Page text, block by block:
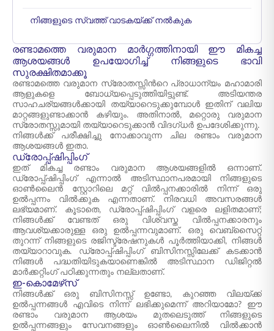
നിങ്ങളുടെ സ്വത്ത് വാടകയ്ക്ക് നൽകുക
രണ്ടാമത്തെ വരുമാന മാർഗ്ഗത്തിനായി ഈ മികച്ച
ആശയങ്ങൾ ഉപയോഗിച്ച് നിങ്ങളുടെ ഭാവി
സുരക്ഷിതമാക്കൂ
രണ്ടാമത്തെ വരുമാന സ്രോതസ്സിന്‍റെ പ്രാധാന്യം മഹാമാരി
ആളുകളെ ബോധ്യപ്പെടുത്തിയിട്ടുണ്ട്. അടിയന്തര
സാഹചര്യങ്ങൾക്കായി തയ്യാറെടുക്കുമ്പോൾ ഇതിന് വലിയ
മാറ്റങ്ങളുണ്ടാക്കാൻ കഴിയും. അതിനാൽ, മറ്റൊരു വരുമാന
സ്രോതസ്സുമായി തയ്യാറെടുക്കാൻ വിദഗ്ധർ ഉപദേശിക്കുന്നു.
നിങ്ങൾക്ക് പരീക്ഷിച്ചു നോക്കാവുന്ന ചില രണ്ടാം വരുമാന
ആശയങ്ങൾ ഇതാ.
ഡ്രോപ്പ്ഷിപ്പിംഗ്
ഇത് മികച്ച രണ്ടാം വരുമാന ആശയങ്ങളിൽ ഒന്നാണ്.
ഡ്രോപ്പ്ഷിപ്പിംഗ് എന്നാൽ അടിസ്ഥാനപരമായി നിങ്ങളുടെ
ഓൺലൈൻ സ്റ്റോറിലെ മറ്റ് വിൽപ്പനക്കാരിൽ നിന്ന് ഒരു
ഉൽപ്പന്നം വിൽക്കുക എന്നതാണ്. നിരവധി അവസരങ്ങൾ
ലഭ്യമാണ്. കൂടാതെ, ഡ്രോപ്പ്ഷിപ്പിംഗ് വളരെ ലളിതമാണ്;
നിങ്ങൾക്ക് വേണ്ടത് ഒരു വിശ്വസ്ത വിൽപ്പനക്കാരനും
ആവശ്യക്കാരുള്ള ഒരു ഉൽപ്പന്നവുമാണ്. ഒരു വെബ്‌സൈറ്റ്
തുറന്ന് നിങ്ങളുടെ രജിസ്ട്രേഷനുകൾ പൂർത്തിയാക്കി, നിങ്ങൾ
തയ്യാറാവുക. ഡ്രോപ്പ്ഷിപ്പിംഗ് ബിസിനസ്സിലേക്ക് കടക്കാൻ
നിങ്ങൾ പദ്ധതിയിടുകയാണെങ്കിൽ അടിസ്ഥാന ഡിജിറ്റൽ
മാർക്കറ്റിംഗ് പഠിക്കുന്നതും നല്ലതാണ്.
ഇ-കൊമേഴ്‌സ്
നിങ്ങൾക്ക് ഒരു ബിസിനസ്സ് ഉണ്ടോ, കുറഞ്ഞ വിലയ്ക്ക്
ഉൽപ്പന്നങ്ങൾ എവിടെ നിന്ന് ലഭിക്കുമെന്ന് അറിയാമോ? ഈ
രണ്ടാം വരുമാന ആശയം മുതലെടുത്ത് നിങ്ങളുടെ
ഉൽപ്പന്നങ്ങളും സേവനങ്ങളും ഓൺലൈനിൽ വിൽക്കാൻ